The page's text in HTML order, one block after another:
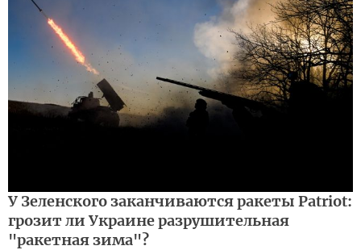
У Зеленского заканчиваются ракеты Patriot:
грозит ли Украине разрушительная
"ракетная зима"?